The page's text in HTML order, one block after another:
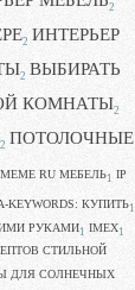
2
2 ИНТЕРЬЕР
2 ВЫБИРАТЬ
КОМНАТЫ2
2 ПОТОЛОЧНЫЕ
RU МЕБЕЛЬ1 IP
KEYWORDS: КУПИТЬ1
РУКАМИ1 IMEX1
СТИЛЬНОЙ
ДЛЯ СОЛНЕЧНЫХ